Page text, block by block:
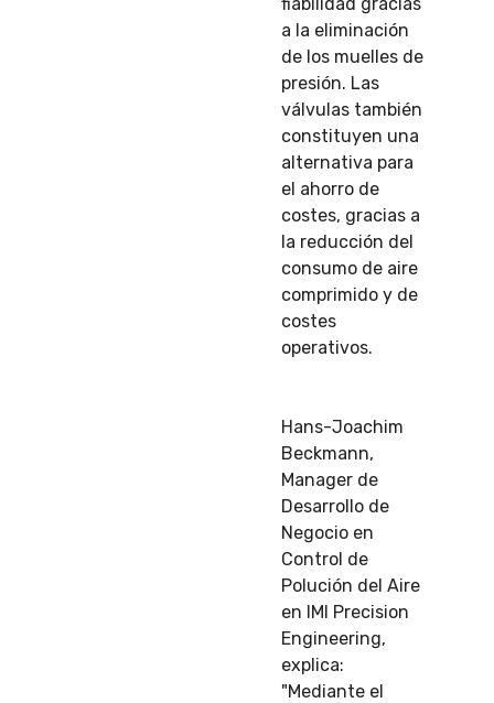
a la eliminación
de los muelles de
presión. Las
válvulas también
constituyen una
alternativa para
el ahorro de
costes, gracias a
la reducción del
consumo de aire
comprimido y de
costes
operativos.
Hans-Joachim
Beckmann,
Manager de
Desarrollo de
Negocio en
Control de
Polución del Aire
en IMI Precision
Engineering,
explica:
"Mediante el